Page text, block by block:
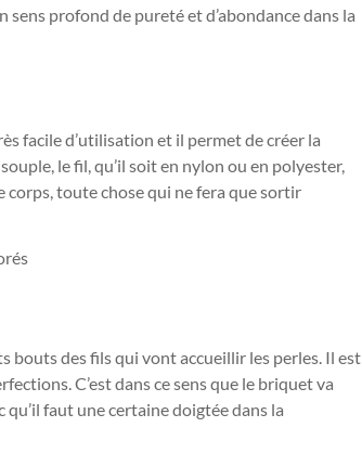
profond de pureté et d’abondance dans la
facile d’utilisation et il permet de créer la
le fil, qu’il soit en nylon ou en polyester,
corps, toute chose qui ne fera que sortir
des fils qui vont accueillir les perles. Il est
C’est dans ce sens que le briquet va
faut une certaine doigtée dans la